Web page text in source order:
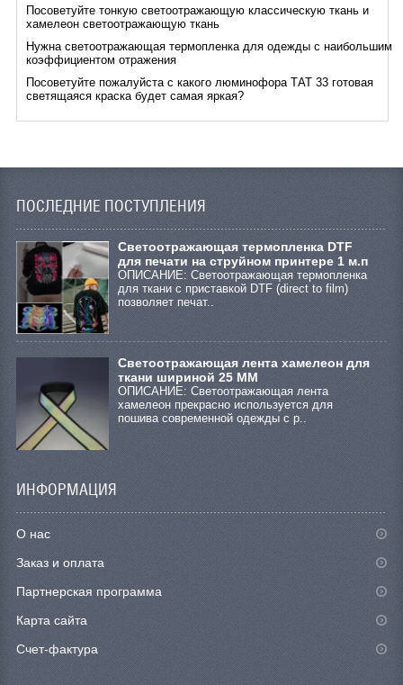
Посоветуйте тонкую светоотражающую классическую ткань и
хамелеон светоотражающую ткань
Нужна светоотражающая термопленка для одежды с наибольшим
коэффициентом отражения
Посоветуйте пожалуйста с какого люминофора ТАТ 33 готовая
светящаяся краска будет самая яркая?
ПОСЛЕДНИЕ ПОСТУПЛЕНИЯ
Cветоотражающая термопленка DTF
для печати на струйном принтере 1 м.п
ОПИСАНИЕ: Светоотражающая термопленка
для ткани с приставкой DTF (direct to film)
позволяет печат..
Светоотражающая лента хамелеон для
ткани шириной 25 ММ
ОПИСАНИЕ: Светоотражающая лента
хамелеон прекрасно используется для
пошива современной одежды с р..
ИНФОРМАЦИЯ
О нас
Заказ и оплата
Партнерская программа
Карта сайта
Счет-фактура